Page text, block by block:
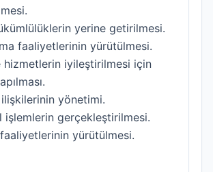
yerine getirilmesi.
faaliyetlerinin yürütülmesi.
hizmetlerin iyileştirilmesi için
ilişkilerinin yönetimi.
işlemlerin gerçekleştirilmesi.
yürütülmesi.